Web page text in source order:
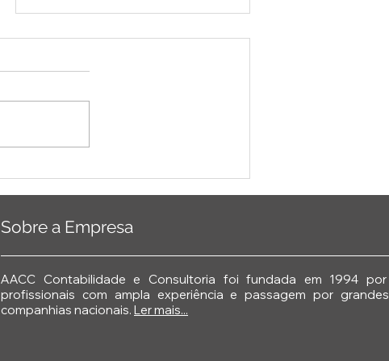
Sobre a Empresa
AACC Contabilidade e Consultoria foi fundada em 1994 por
profissionais com ampla experiência e passagem por grandes
companhias nacionais. Ler mais...